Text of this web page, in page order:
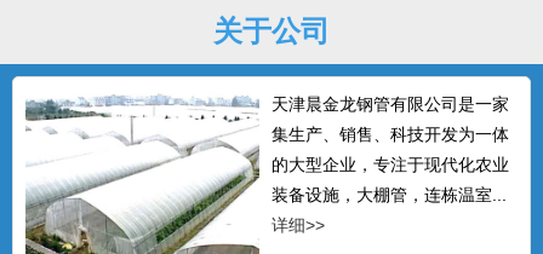
关于公司
天津晨金龙钢管有限公司是一家
集生产、销售、科技开发为一体
的大型企业，专注于现代化农业
装备设施，大棚管，连栋温室...
详细>>